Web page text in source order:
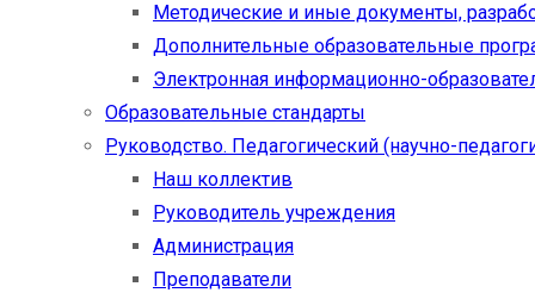
Методические и иные документы,
Дополнительные образовательные
Электронная информационно-
Образовательные стандарты
Руководство. Педагогический (научно-
Наш коллектив
Руководитель учреждения
Администрация
Преподаватели